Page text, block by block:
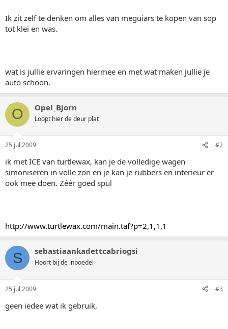
Ik zit zelf te denken om alles van meguiars te kopen van sop
tot klei en was.
wat is jullie ervaringen hiermee en met wat maken jullie je
auto schoon.
O Opel_Bjorn
Loopt hier de deur plat
25 jul 2009 #2
ik met ICE van turtlewax, kan je de volledige wagen
simoniseren in volle zon en je kan je rubbers en interieur er
ook mee doen. Zéér goed spul
http://www.turtlewax.com/main.taf?p=2,1,1,1
S sebastiaankadettcabriogsi
Hoort bij de inboedel
25 jul 2009 #3
geen iedee wat ik gebruik,